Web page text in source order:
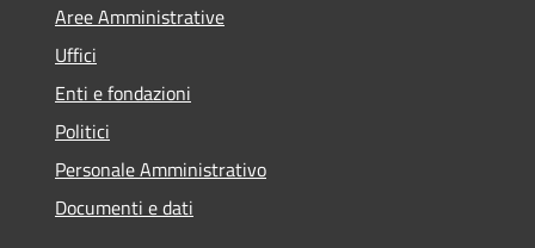
Aree Amministrative
Uffici
Enti e fondazioni
Politici
Personale Amministrativo
Documenti e dati